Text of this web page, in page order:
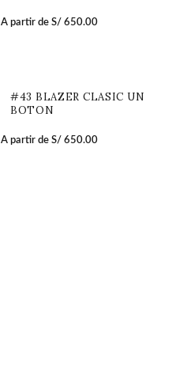
A partir de S/ 650.00
#43 BLAZER CLASIC UN
BOTON
A partir de S/ 650.00